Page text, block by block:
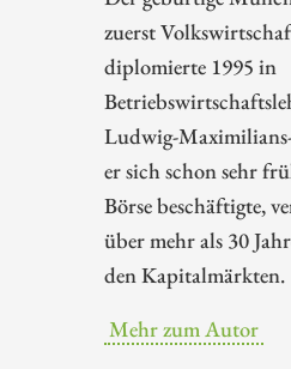
zuerst
diplomierte 1995 in
Ludwig-
er sich schon sehr
Börse beschäftigte,
über mehr als 30
den Kapitalmärkten.
Mehr zum Autor